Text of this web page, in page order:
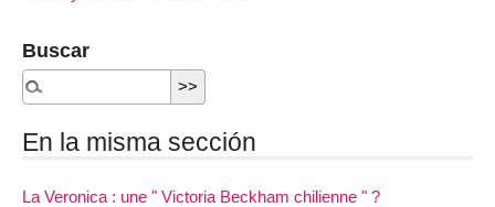
Buscar
En la misma sección
La Veronica : une " Victoria Beckham chilienne " ?